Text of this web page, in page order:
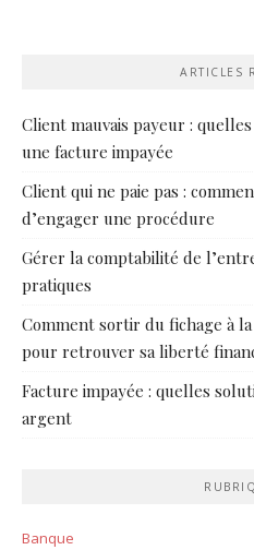
ARTICLES
Client mauvais payeur :
une facture impayée
Client qui ne paie pas :
d’engager une procédure
Gérer la comptabilité de
pratiques
Comment sortir du fichage à
pour retrouver sa liberté
Facture impayée : quelles
argent
Banque